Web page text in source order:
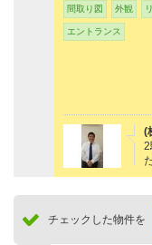
間取り図 外観
エントランス
(
2
チェックした物件を